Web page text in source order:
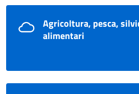
Agricoltura, pesca,
alimentari